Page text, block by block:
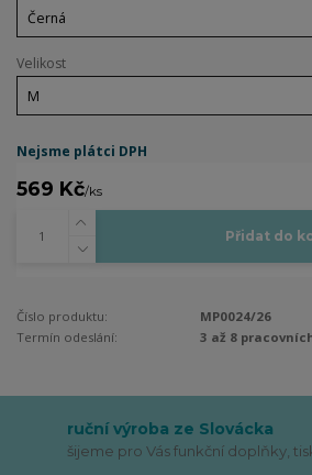
Velikost
Nejsme plátci DPH
569 Kč/ks
Přidat do
Číslo produktu:
MP0024/26
Termín odeslání:
3 až 8
ruční výroba ze Slovácka
šijeme pro Vás funkční doplňky,